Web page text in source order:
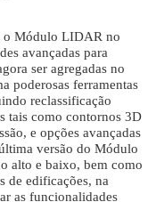
o Módulo LIDAR no
avançadas para
ser agregadas no
poderosas ferramentas
reclassificação
tais como contornos 3D
e opções avançadas
versão do Módulo
alto e baixo, bem como
de edificações, na
as funcionalidades